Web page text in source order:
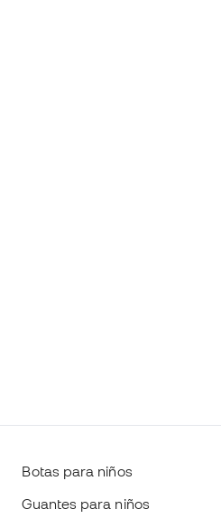
Botas para niños
Guantes para niños